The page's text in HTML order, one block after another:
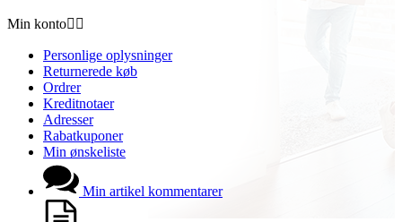
Min konto 
Personlige oplysninger
Returnerede køb
Ordrer
Kreditnotaer
Adresser
Rabatkuponer
Min ønskeliste
Min artikel kommentarer